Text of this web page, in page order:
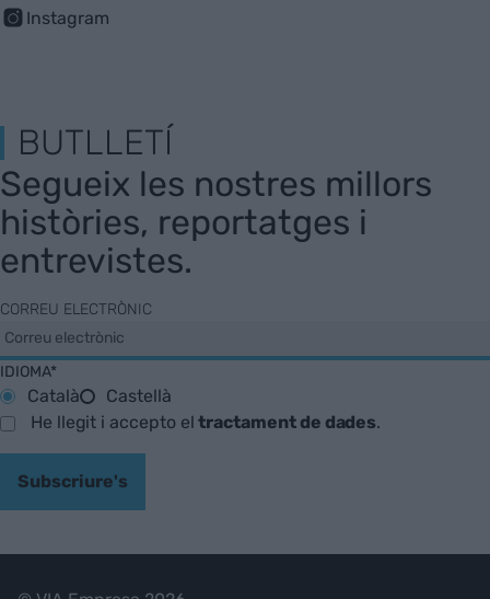
Instagram
BUTLLETÍ
Segueix les nostres millors
històries, reportatges i
entrevistes.
CORREU ELECTRÒNIC
IDIOMA*
Català
Castellà
He llegit i accepto eltractament de dades.
Subscriure's